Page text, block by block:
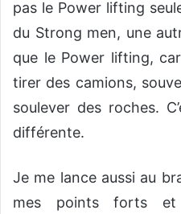
pas le Power lifting
du Strong men, une
que le Power lifting,
tirer des camions,
soulever des roches.
différente.
Je me lance aussi au
mes points forts